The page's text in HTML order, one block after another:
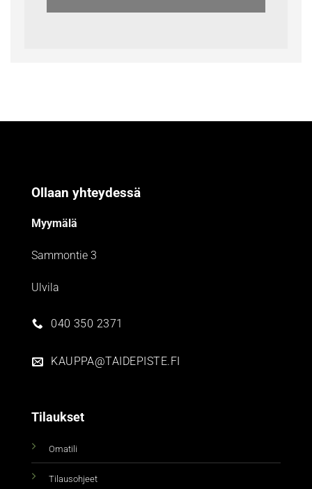
Ollaan yhteydessä
Myymälä
Sammontie 3
Ulvila
040 350 2371
KAUPPA@TAIDEPISTE.FI
Tilaukset
Omatili
Tilausohjeet